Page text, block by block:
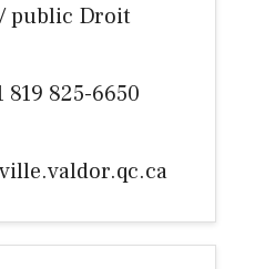
public Droit
819 825-6650